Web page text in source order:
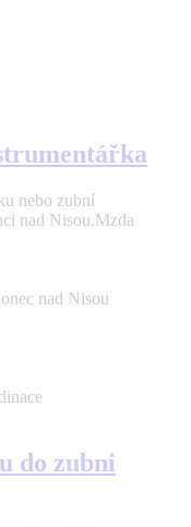
nebo zubní
nad Nisou.Mzda
nad Nisou
do zubni